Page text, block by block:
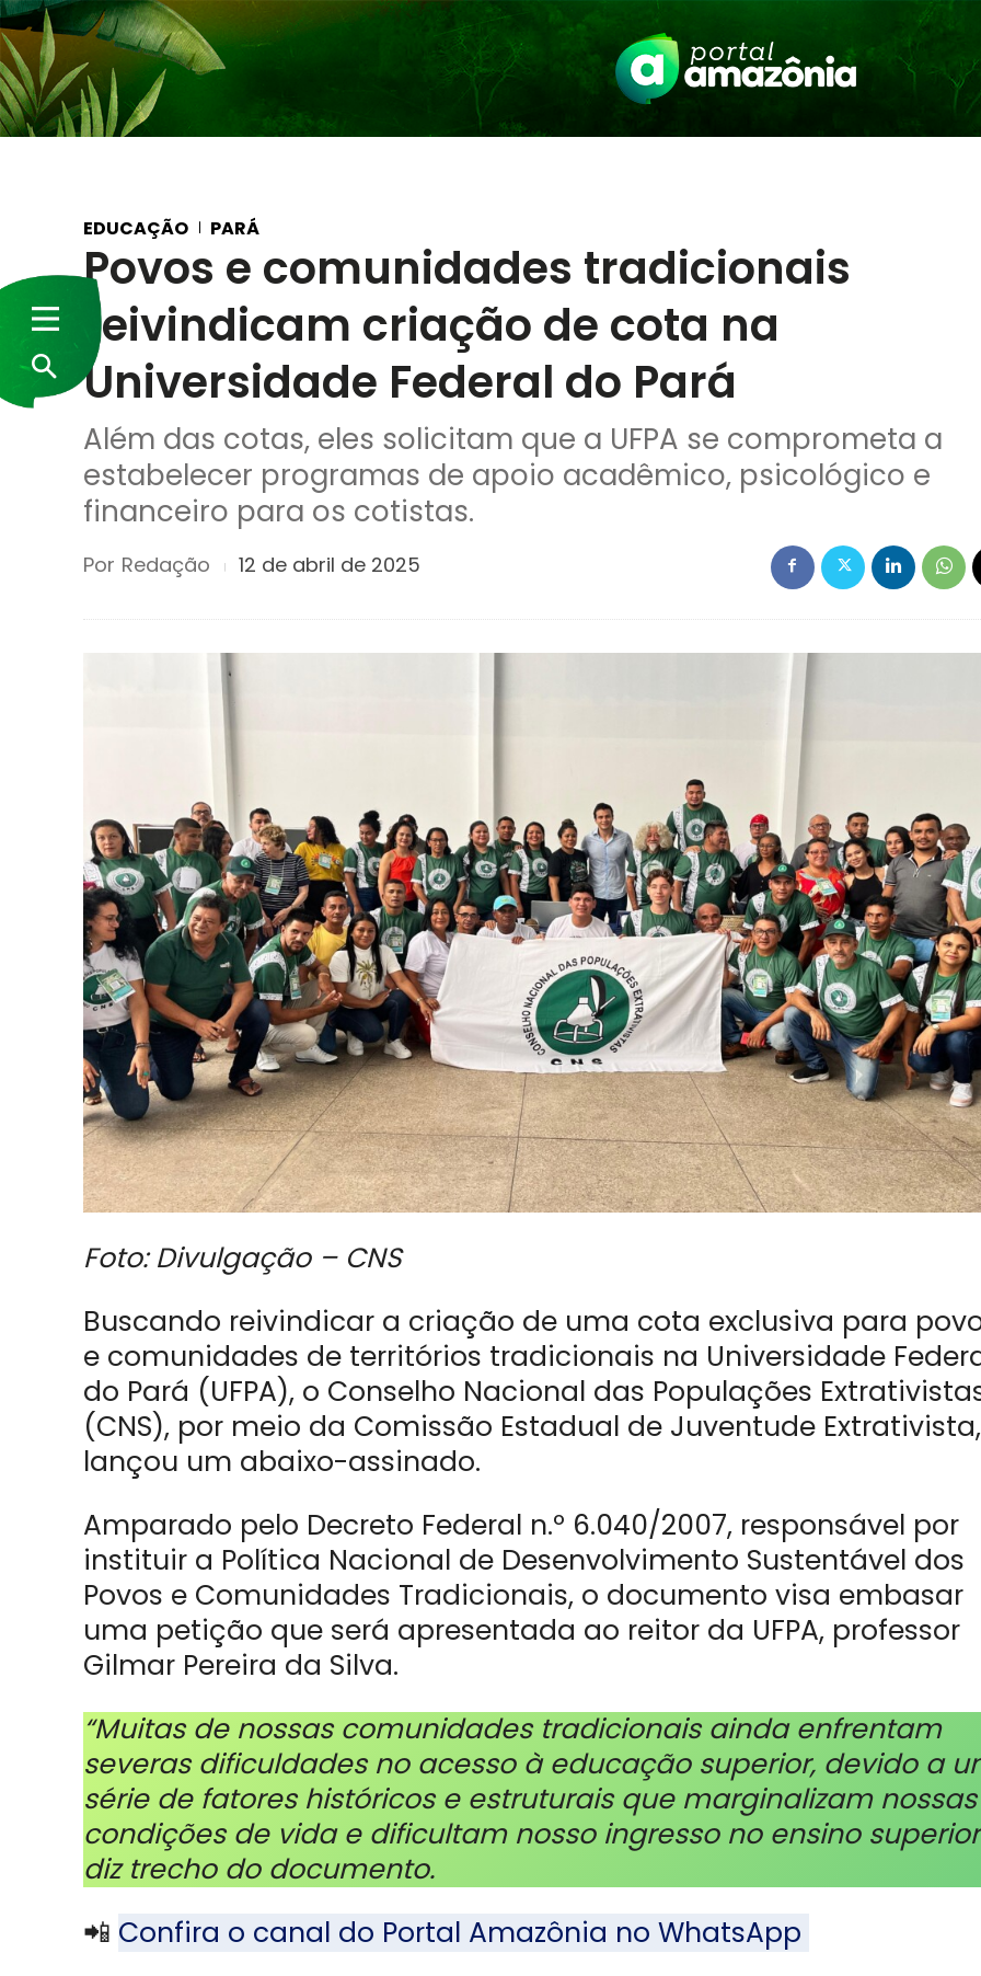
EDUCAÇÃO PARÁ
Povos e comunidades tradicionais
reivindicam criação de cota na
Universidade Federal do Pará
Além das cotas, eles solicitam que a UFPA se comprometa a
estabelecer programas de apoio acadêmico, psicológico e
financeiro para os cotistas.
Por Redação 12 de abril de 2025
Foto: Divulgação – CNS
Buscando reivindicar a criação de uma cota exclusiva para
e comunidades de territórios tradicionais na Universidade
do Pará (UFPA), o Conselho Nacional das Populações
(CNS), por meio da Comissão Estadual de Juventude Extrativista,
lançou um abaixo-assinado.
Amparado pelo Decreto Federal n.º 6.040/2007, responsável por
instituir a Política Nacional de Desenvolvimento Sustentável dos
Povos e Comunidades Tradicionais, o documento visa embasar
uma petição que será apresentada ao reitor da UFPA, professor
Gilmar Pereira da Silva.
“Muitas de nossas comunidades tradicionais ainda enfrentam
severas dificuldades no acesso à educação superior, devido a
série de fatores históricos e estruturais que marginalizam nossas
condições de vida e dificultam nosso ingresso no ensino
diz trecho do documento.
📲 Confira o canal do Portal Amazônia no WhatsApp